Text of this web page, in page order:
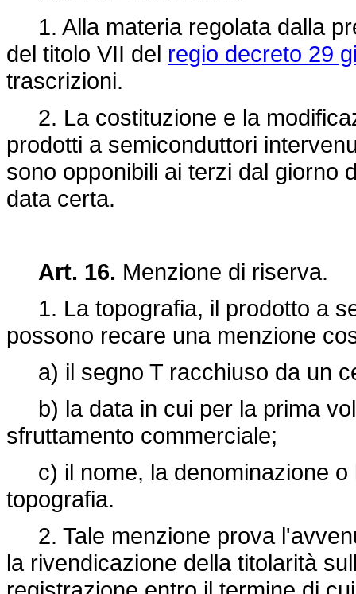
1. Alla materia regolata dalla
del titolo VII del regio decreto 29
trascrizioni.
2. La costituzione e la
prodotti a semiconduttori
sono opponibili ai terzi dal giorno
data certa.
Art. 16. Menzione di riserva.
1. La topografia, il prodotto a
possono recare una menzione
a) il segno T racchiuso da un
b) la data in cui per la prima
sfruttamento commerciale;
c) il nome, la denominazione o
topografia.
2. Tale menzione prova
la rivendicazione della titolarità